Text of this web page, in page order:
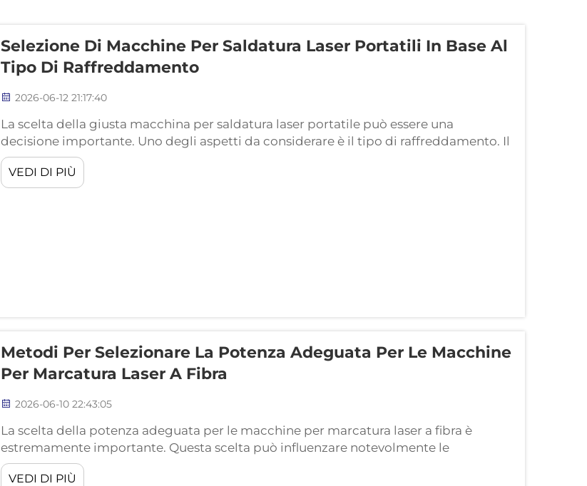
Selezione Di Macchine Per Saldatura Laser Portatili In Base Al
Tipo Di Raffreddamento
2026-06-12 21:17:40
La scelta della giusta macchina per saldatura laser portatile può essere una
decisione importante. Uno degli aspetti da considerare è il tipo di raffreddamento. Il
raffreddamento è il sistema mediante il quale la macchina mantiene la temperatura
corretta durante il funzionamento. Se la macchina diventa troppo calda, le sue
prestazioni possono deteriorarsi o addirittura danneggiarsi...
VEDI DI PIÙ
Metodi Per Selezionare La Potenza Adeguata Per Le Macchine
Per Marcatura Laser A Fibra
2026-06-10 22:43:05
La scelta della potenza adeguata per le macchine per marcatura laser a fibra è
estremamente importante. Questa scelta può influenzare notevolmente le
prestazioni della macchina. Se si sceglie una potenza inadeguata, potrebbe non
essere possibile ottenere i risultati desiderati. Ad esempio, se la potenza è troppo
VEDI DI PIÙ